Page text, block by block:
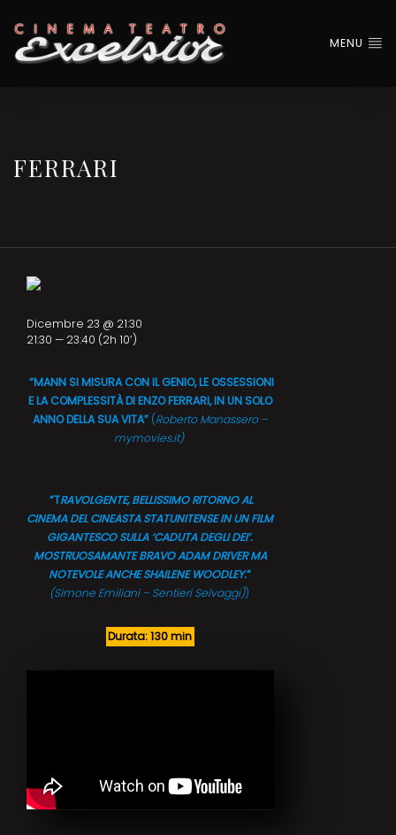
MENU
FERRARI
“MANN SI MISURA CON IL GENIO, LE OSSESSIONI
E LA COMPLESSITÀ DI ENZO FERRARI, IN UN SOLO
ANNO DELLA SUA VITA” (Roberto Manassero –
mymovies.it)
“TRAVOLGENTE, BELLISSIMO RITORNO AL
CINEMA DEL CINEASTA STATUNITENSE IN UN FILM
GIGANTESCO SULLA ‘CADUTA DEGLI DEI’.
MOSTRUOSAMANTE BRAVO ADAM DRIVER MA
NOTEVOLE ANCHE SHAILENE WOODLEY.“
(Simone Emiliani – Sentieri Selvaggi))
Durata: 130 min
Dicembre 23 @ 21:30
21:30 — 23:40 (2h 10′)